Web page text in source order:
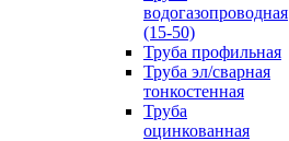
водогазопроводная
(15-50)
Труба профильная
Труба эл/сварная
тонкостенная
Труба
оцинкованная